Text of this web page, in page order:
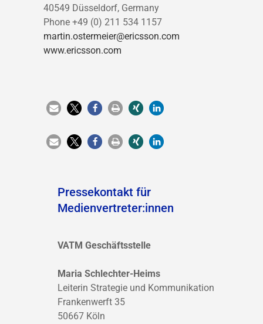
40549 Düsseldorf, Germany
Phone +49 (0) 211 534 1157
martin.ostermeier@ericsson.com
www.ericsson.com
Pressekontakt für
Medienvertreter:innen
VATM Geschäftsstelle
Maria Schlechter-Heims
Leiterin Strategie und Kommunikation
Frankenwerft 35
50667 Köln